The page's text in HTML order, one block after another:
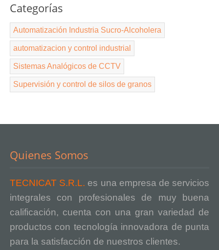
Categorías
Automatización Industria Sucro-Alcoholera
automatizacion y control industrial
Sistemas Analógicos de CCTV
Supervisión y control de silos de granos
Quienes Somos
TECNICAT S.R.L. es una empresa de servicios
integrales con profesionales de muy buena
calificación, cuenta con una gran variedad de
productos con tecnología innovadora de punta
para la satisfacción de nuestros clientes.